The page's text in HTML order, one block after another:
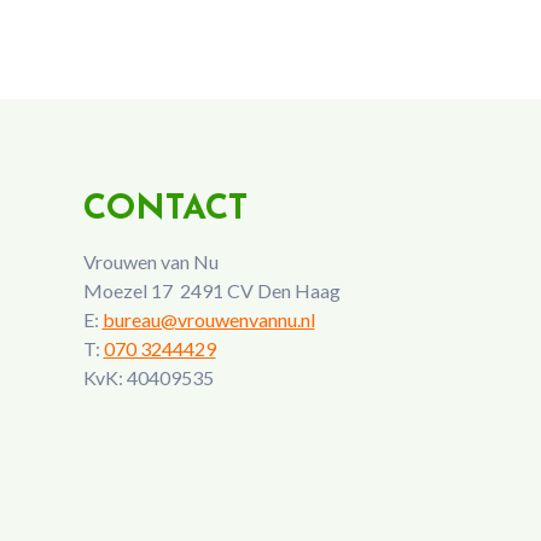
CONTACT
Vrouwen van Nu
Moezel 17 2491 CV Den Haag
E: bureau@vrouwenvannu.nl
T: 070 3244429
KvK: 40409535